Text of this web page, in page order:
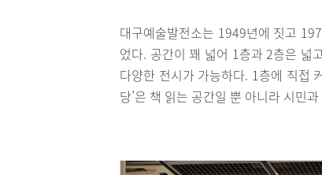
대구예술발전소는 1949년에 짓고
었다. 공간이 꽤 넓어 1층과 2층은 넓
다양한 전시가 가능하다. 1층에 직접
당’은 책 읽는 공간일 뿐 아니라 시민